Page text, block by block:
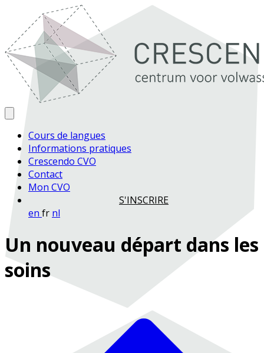
Cours de langues
Informations pratiques
Crescendo CVO
Contact
Mon CVO
S'INSCRIRE
en fr nl
Un nouveau départ dans les
soins